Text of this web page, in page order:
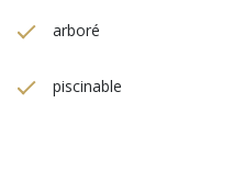
arboré
piscinable